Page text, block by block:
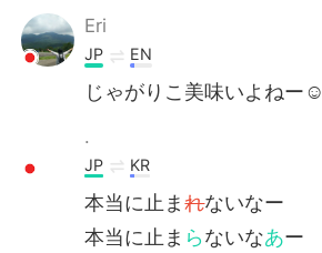
Eri
JP EN
じゃがりこ美味いよねー☺
.
JP KR
本当に止まれないなー
本当に止ま らないなあー